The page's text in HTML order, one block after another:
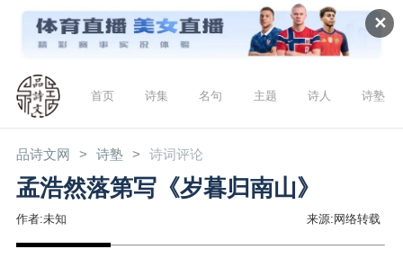
✕
首页 诗集 名句 主题 诗人 诗塾
品诗文网 诗塾 诗词评论
孟浩然落第写《岁暮归南山》
作者:未知 来源:网络转载